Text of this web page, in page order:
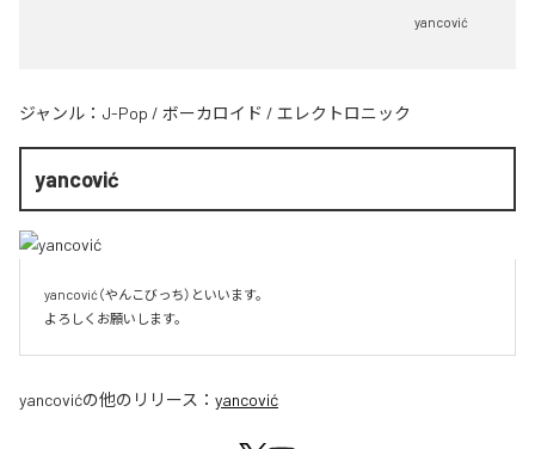
yancović
ジャンル： J-Pop / ボーカロイド / エレクトロニック
yancović
yancović（やんこびっち）といいます。
よろしくお願いします。
yancovićの他のリリース： yancović